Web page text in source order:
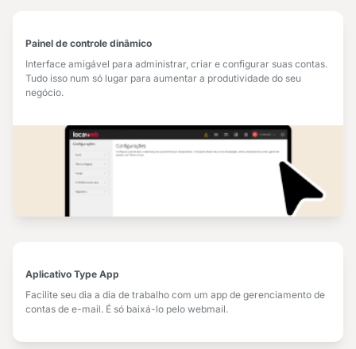
Aplicativo Type App
Facilite seu dia a dia de trabalho com um app de gerenciamento de
contas de e-mail. É só baixá-lo pelo webmail.
Painel de controle dinâmico
Interface amigável para administrar, criar e configurar suas contas.
Tudo isso num só lugar para aumentar a produtividade do seu
negócio.